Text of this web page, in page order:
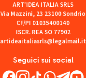
Seguici sui social
ART'IDEA ITALIA SRLS
Via Mazzini, 23 23100 Sondrio
CF/PI 01035400140
ISCR. REA SO 77902
artideaitaliasrls@legalmail.it